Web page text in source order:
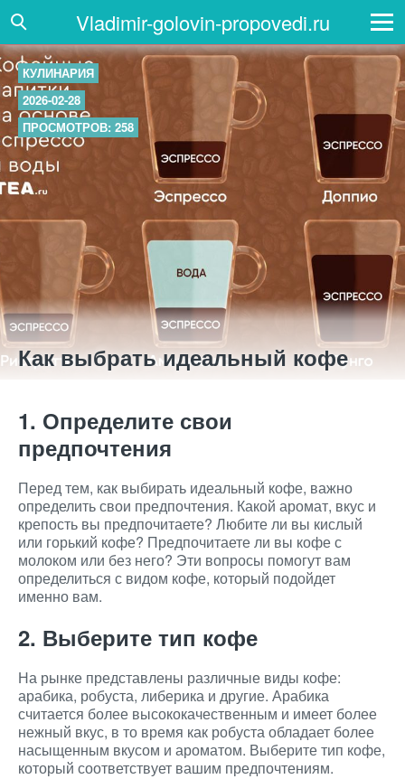
Vladimir-golovin-propovedi.ru
КУЛИНАРИЯ
2026-02-28
ПРОСМОТРОВ: 258
Как выбрать идеальный кофе
1. Определите свои
предпочтения
Перед тем, как выбирать идеальный кофе, важно
определить свои предпочтения. Какой аромат, вкус и
крепость вы предпочитаете? Любите ли вы кислый
или горький кофе? Предпочитаете ли вы кофе с
молоком или без него? Эти вопросы помогут вам
определиться с видом кофе, который подойдет
именно вам.
2. Выберите тип кофе
На рынке представлены различные виды кофе:
арабика, робуста, либерика и другие. Арабика
считается более высококачественным и имеет более
нежный вкус, в то время как робуста обладает более
насыщенным вкусом и ароматом. Выберите тип кофе,
который соответствует вашим предпочтениям.